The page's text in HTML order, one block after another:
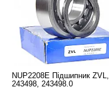
NUP2208E Підшипник ZVL,
243498, 243498.0